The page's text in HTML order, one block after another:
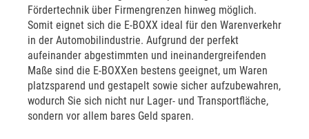
Fördertechnik über Firmengrenzen hinweg möglich.
Somit eignet sich die E-BOXX ideal für den Warenverkehr
in der Automobilindustrie. Aufgrund der perfekt
aufeinander abgestimmten und ineinandergreifenden
Maße sind die E-BOXXen bestens geeignet, um Waren
platzsparend und gestapelt sowie sicher aufzubewahren,
wodurch Sie sich nicht nur Lager- und Transportfläche,
sondern vor allem bares Geld sparen.